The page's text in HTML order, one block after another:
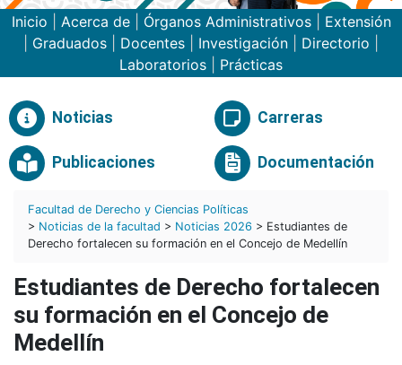
Inicio Acerca de| Órganos Administrativos| Extensión
Graduados Docentes Investigación Directorio
Laboratorios
Prácticas
Noticias Carreras
Publicaciones Documentación
Facultad de Derecho y Ciencias Políticas
> Noticias de la facultad > Noticias 2026 > Estudiantes de
Derecho fortalecen su formación en el Concejo de Medellín
Estudiantes de Derecho fortalecen
su formación en el Concejo de
Medellín